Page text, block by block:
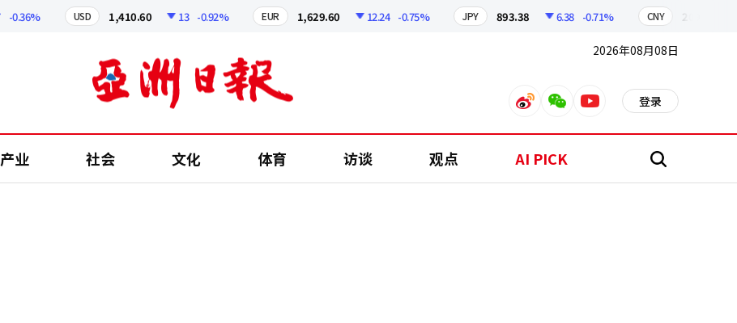
USD 1,410.60 13 -0.92% EUR 1,629.60 12.24 -0.75% JPY 893.38 6.38 -0.71% CNY 209.17
2026年08月08日
weiboweixinyoutube 登录
产业 社会 文化 体育 访谈 观点 AI PICK 搜